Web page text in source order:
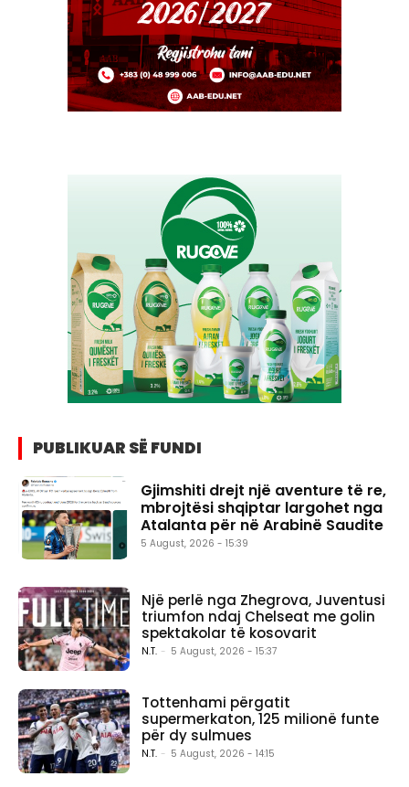
PUBLIKUAR SË FUNDI
Gjimshiti drejt një aventure të re,
mbrojtësi shqiptar largohet nga
Atalanta për në Arabinë Saudite
5 August, 2026 - 15:39
Një perlë nga Zhegrova, Juventusi
triumfon ndaj Chelseat me golin
spektakolar të kosovarit
N.T. - 5 August, 2026 - 15:37
Tottenhami përgatit
supermerkaton, 125 milionë funte
për dy sulmues
N.T. - 5 August, 2026 - 14:15